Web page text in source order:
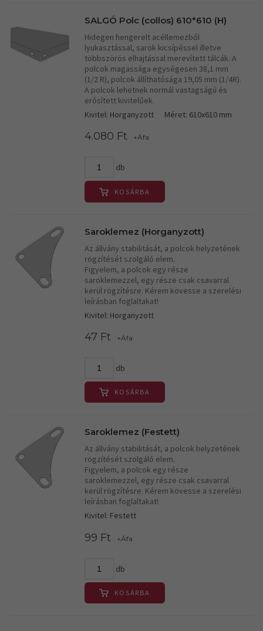
SALGÓ Polc (collos) 610*610 (H)
Hidegen hengerelt acéllemezből
lyukasztással, sarok kicsípéssel illetve
többszörös elhajtással merevített tálcák. A
polcok magassága egységesen 38,1 mm
(1/2 R), polcok állíthatósága 19,05 mm (1/4R).
A polcok lehetnek normál vastagságú és
erősített kivitelűek.
Kivitel: Horganyzott
Méret: 610x610 mm
4.080 Ft +Áfa
db
KOSÁRBA
Saroklemez (Horganyzott)
Az állvány stabilitását, a polcok helyzetének
rögzítését szolgáló elem.
Figyelem, a polcok egy része
saroklemezzel, egy része csak csavarral
kerül rögzítésre. Kérem kövesse a szerelési
leírásban foglaltakat!
Kivitel: Horganyzott
47 Ft +Áfa
db
KOSÁRBA
Saroklemez (Festett)
Az állvány stabilitását, a polcok helyzetének
rögzítését szolgáló elem.
Figyelem, a polcok egy része
saroklemezzel, egy része csak csavarral
kerül rögzítésre. Kérem kövesse a szerelési
leírásban foglaltakat!
Kivitel: Festett
99 Ft +Áfa
db
KOSÁRBA